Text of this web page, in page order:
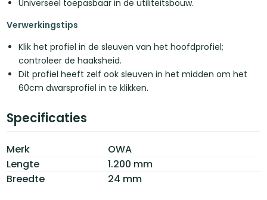
Universeel toepasbaar in de utiliteitsbouw.
Verwerkingstips
Klik het profiel in de sleuven van het hoofdprofiel;
controleer de haaksheid.
Dit profiel heeft zelf ook sleuven in het midden om het
60cm dwarsprofiel in te klikken.
Specificaties
Merk
OWA
Lengte
1.200 mm
Breedte
24 mm